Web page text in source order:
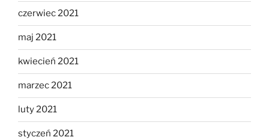
czerwiec 2021
maj 2021
kwiecień 2021
marzec 2021
luty 2021
styczeń 2021